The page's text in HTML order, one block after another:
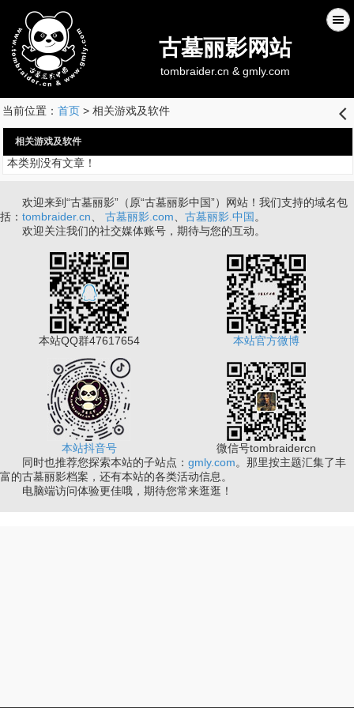
古墓丽影网站
tombraider.cn & gmly.com
当前位置： 首页> 相关游戏及软件 󰊒
相关游戏及软件
本类别没有文章！
欢迎来到“古墓丽影”（原“古墓丽影中国”）网站！我们支持的域名包
括： tombraider.cn 古墓丽影.com 古墓丽影.中国 。
欢迎关注我们的社交媒体账号，期待与您的互动。
本站QQ群47617654 本站官方微博
本站抖音号
微信号tombraidercn
同时也推荐您探索本站的子站点： gmly.com。那里按主题汇集了丰
富的古墓丽影档案，还有本站的各类活动信息。
电脑端访问体验更佳哦，期待您常来逛逛！